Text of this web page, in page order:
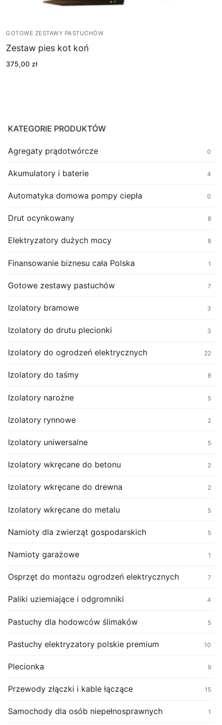
GOTOWE ZESTAWY PASTUCHÓW
Zestaw pies kot koń
375,00 zł
KATEGORIE PRODUKTÓW
Agregaty prądotwórcze 0
Akumulatory i baterie 4
Automatyka domowa pompy ciepła 0
Drut ocynkowany 8
Elektryzatory dużych mocy 8
Finansowanie biznesu cała Polska 1
Gotowe zestawy pastuchów 7
Izolatory bramowe 3
Izolatory do drutu plecionki 3
Izolatory do ogrodzeń elektrycznych 22
Izolatory do taśmy 8
Izolatory narożne 5
Izolatory rynnowe 2
Izolatory uniwersalne 5
Izolatory wkręcane do betonu 2
Izolatory wkręcane do drewna 2
Izolatory wkręcane do metalu 5
Namioty dla zwierząt gospodarskich 5
Namioty garażowe 1
Osprzęt do montażu ogrodzeń elektrycznych 7
Paliki uziemiające i odgromniki 4
Pastuchy dla hodowców ślimaków 5
Pastuchy elektryzatory polskie premium 10
Plecionka 9
Przewody złączki i kable łączące 15
Samochody dla osób niepełnosprawnych 1